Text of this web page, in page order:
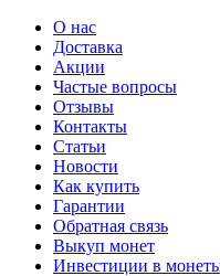
О нас
Доставка
Акции
Частые вопросы
Отзывы
Контакты
Статьи
Новости
Как купить
Гарантии
Обратная связь
Выкуп монет
Инвестиции в